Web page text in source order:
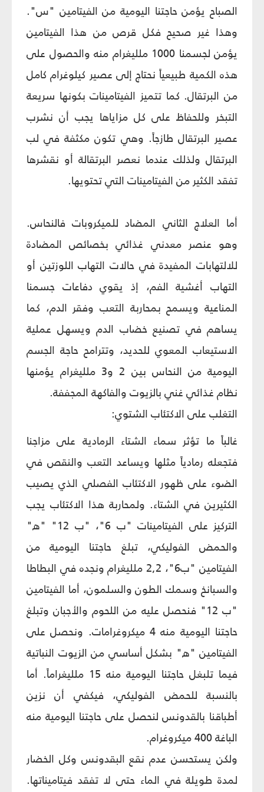
الصباح يؤمن حاجتنا اليومية من الفيتامين "س".
وهذا غير صحيح فكل قرص من هذا الفيتامين
يؤمن لجسمنا 1000 ملليغرام منه والحصول على
هذه الكمية طبيعياً نحتاج إلى عصير كيلوغرام كامل
من البرتقال. كما تتميز الفيتامينات بكونها سريعة
التبخر وللحفاظ على كل مزاياها يجب أن نشرب
عصير البرتقال طازجاً. وهي تكون مكثفة في لب
البرتقال ولذلك عندما نعصر البرتقالة أو نقشرها
تفقد الكثير من الفيتامينات التي تحتويها.
أما العلاج الثاني المضاد للميكروبات فالنحاس.
وهو عنصر معدني غذائي بخصائص المضادة
للالتهابات المفيدة في حالات التهاب اللوزتين أو
التهاب أغشية الفم، إذ يقوي دفاعات جسمنا
المناعية ويسمح بمحاربة التعب وفقر الدم، كما
يساهم في تصنيع خضاب الدم ويسهل عملية
الاستيعاب المعوي للحديد، وتترامح حاجة الجسم
اليومية من النحاس بين 2 و3 ملليغرام يؤمنها
نظام غذائي غني بالزيوت والفاكهة المجففة.
التغلب على الاكتئاب الشتوي:
غالباً ما تؤثر سماء الشتاء الرمادية على مزاجنا
فتجعله رمادياً مثلها ويساعد التعب والنقص في
الضوء على ظهور الاكتئاب الفصلي الذي يصيب
الكثيرين في الشتاء. ولمحاربة هذا الاكتئاب يجب
التركيز على الفيتامينات "ب 6"، "ب 12" "ه"
والحمض الفوليكي، تبلغ حاجتنا اليومية من
الفيتامين "ب‏6"، 2,2 ملليغرام ونجده في البطاطا
والسبانخ وسمك الطون والسلمون، أما الفيتامين
"ب 12" فنحصل عليه من اللحوم والأجبان وتبلغ
حاجتنا اليومية منه 4 ميكروغرامات. ونحصل على
الفيتامين "ه" بشكل أساسي من الزيوت النباتية
فيما تلبغل حاجتنا اليومية منه 15 ملليغراماً. أما
بالنسبة للحمض الفوليكي، فيكفي أن نزين
أطباقنا بالقدونس لنحصل على حاجتنا اليومية منه
الباغة 400 ميكروغرام.
ولكن يستحسن عدم نقع البقدونس وكل الخضار
لمدة طويلة في الماء حتى لا تفقد فيتاميناتها.